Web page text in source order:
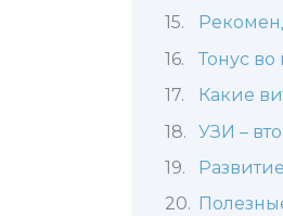
Тонус во
Какие
УЗИ –